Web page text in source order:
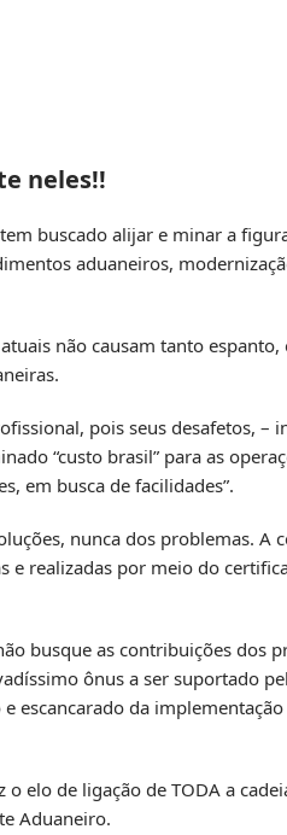
neles!!
buscado alijar e minar a
aduaneiros,
não causam tanto espanto,
pois seus desafetos, –
“custo brasil” para as
em busca de facilidades”.
nunca dos problemas. A
e realizadas por meio do
busque as contribuições dos
ônus a ser suportado
escancarado da implementação
elo de ligação de TODA a
Aduaneiro.